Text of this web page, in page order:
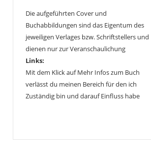
Die aufgeführten Cover und
Buchabbildungen sind das Eigentum des
jeweiligen Verlages bzw. Schriftstellers und
dienen nur zur Veranschaulichung
Links:
Mit dem Klick auf Mehr Infos zum Buch
verlässt du meinen Bereich für den ich
Zuständig bin und darauf Einfluss habe